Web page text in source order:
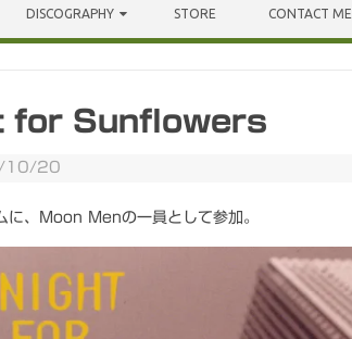
DISCOGRAPHY STORE CONTACT ME
for Sunflowers
10/20
、Moon Menの一員として参加。